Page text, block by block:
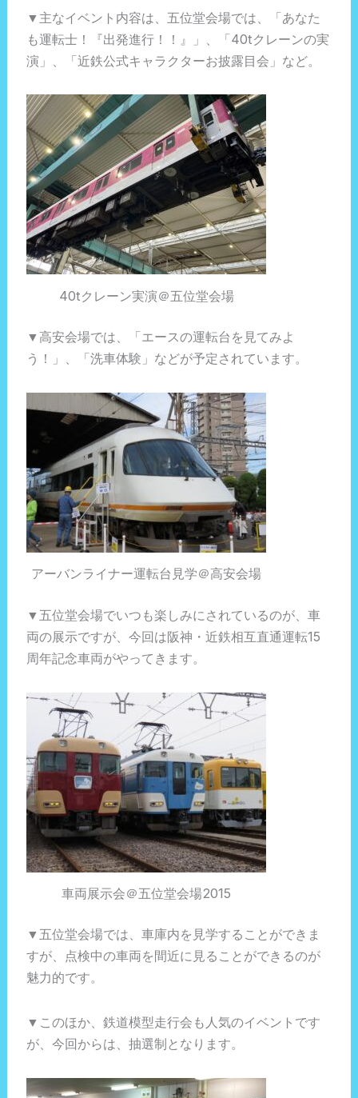
▼主なイベント内容は、五位堂会場では、「あなた
も運転士！『出発進行！！』」、「40tクレーンの実
演」、「近鉄公式キャラクターお披露目会」など。
40tクレーン実演＠五位堂会場
▼高安会場では、「エースの運転台を見てみよ
う！」、「洗車体験」などが予定されています。
アーバンライナー運転台見学＠高安会場
▼五位堂会場でいつも楽しみにされているのが、車
両の展示ですが、今回は阪神・近鉄相互直通運転15
周年記念車両がやってきます。
車両展示会＠五位堂会場2015
▼五位堂会場では、車庫内を見学することができま
すが、点検中の車両を間近に見ることができるのが
魅力的です。
▼このほか、鉄道模型走行会も人気のイベントです
が、今回からは、抽選制となります。